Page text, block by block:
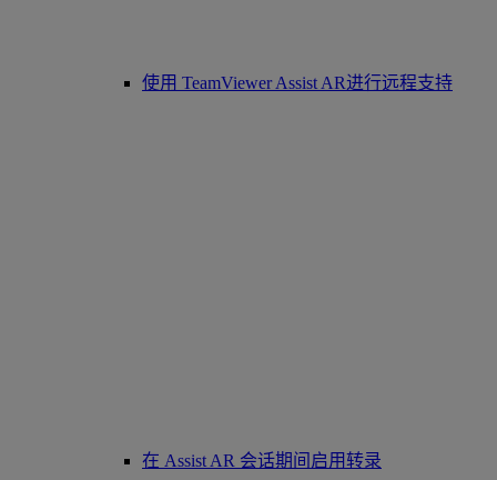
使用 TeamViewer Assist AR进行远程支持
在 Assist AR 会话期间启用转录